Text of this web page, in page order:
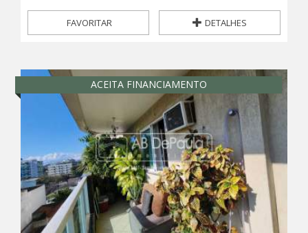
FAVORITAR DETALHES
ACEITA FINANCIAMENTO